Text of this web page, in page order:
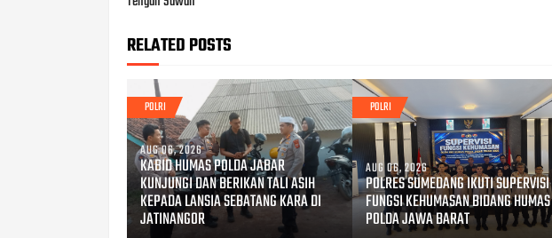
RELATED POSTS
POLRI
AUG 06, 2026
KABID HUMAS POLDA JABAR
KUNJUNGI DAN BERIKAN TALI ASIH
KEPADA LANSIA SEBATANG KARA DI
JATINANGOR
POLRI
AUG 06, 2026
POLRES SUMEDANG IKUTI SUPERVISI
FUNGSI KEHUMASAN BIDANG HUMAS
POLDA JAWA BARAT